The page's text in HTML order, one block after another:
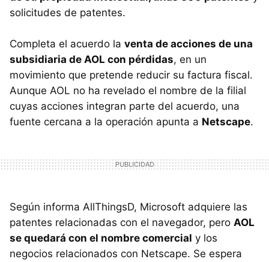
solicitudes de patentes.
Completa el acuerdo la venta de acciones de una
subsidiaria de AOL con pérdidas, en un
movimiento que pretende reducir su factura fiscal.
Aunque AOL no ha revelado el nombre de la filial
cuyas acciones integran parte del acuerdo, una
fuente cercana a la operación apunta a Netscape.
Según informa AllThingsD, Microsoft adquiere las
patentes relacionadas con el navegador, pero AOL
se quedará con el nombre comercial y los
negocios relacionados con Netscape. Se espera